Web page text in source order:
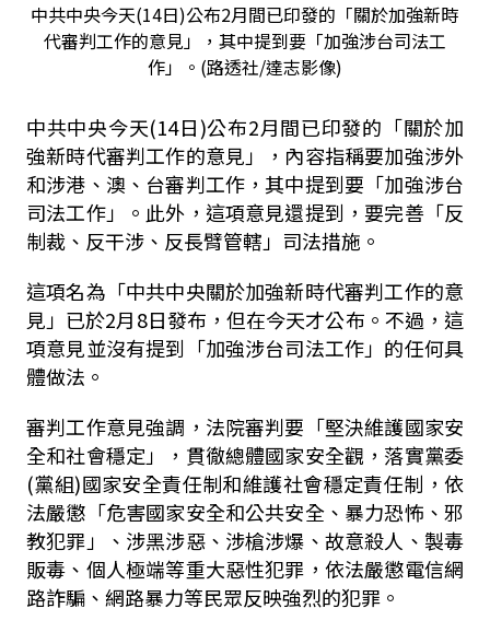
中共中央今天(14日)公布2月間已印發的「關於加強新時
代審判工作的意見」，其中提到要「加強涉台司法工
作」。(路透社/達志影像)
中共中央今天(14日)公布2月間已印發的「關於加
強新時代審判工作的意見」，內容指稱要加強涉外
和涉港、澳、台審判工作，其中提到要「加強涉台
司法工作」。此外，這項意見還提到，要完善「反
制裁、反干涉、反長臂管轄」司法措施。
這項名為「中共中央關於加強新時代審判工作的意
見」已於2月8日發布，但在今天才公布。不過，這
項意見並沒有提到「加強涉台司法工作」的任何具
體做法。
審判工作意見強調，法院審判要「堅決維護國家安
全和社會穩定」，貫徹總體國家安全觀，落實黨委
(黨組)國家安全責任制和維護社會穩定責任制，依
法嚴懲「危害國家安全和公共安全、暴力恐怖、邪
教犯罪」、涉黑涉惡、涉槍涉爆、故意殺人、製毒
販毒、個人極端等重大惡性犯罪，依法嚴懲電信網
路詐騙、網路暴力等民眾反映強烈的犯罪。